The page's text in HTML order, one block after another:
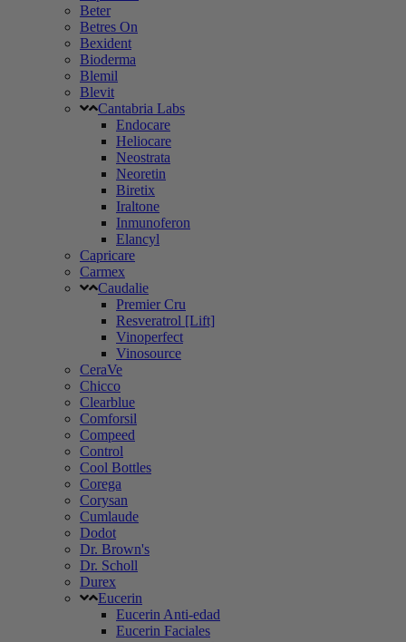
Beter
Betres On
Bexident
Bioderma
Blemil
Blevit
Cantabria Labs
Endocare
Heliocare
Neostrata
Neoretin
Biretix
Iraltone
Inmunoferon
Elancyl
Capricare
Carmex
Caudalie
Premier Cru
Resveratrol [Lift]
Vinoperfect
Vinosource
CeraVe
Chicco
Clearblue
Comforsil
Compeed
Control
Cool Bottles
Corega
Corysan
Cumlaude
Dodot
Dr. Brown's
Dr. Scholl
Durex
Eucerin
Eucerin Anti-edad
Eucerin Faciales